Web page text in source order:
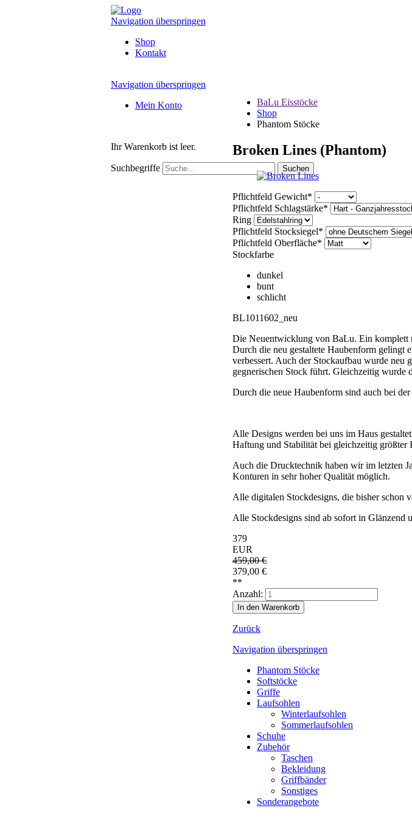
Navigation überspringen
Shop
Kontakt
Navigation überspringen
Mein Konto
Ihr Warenkorb ist leer.
Suchbegriffe
BaLu Eisstöcke
Shop
Phantom Stöcke
Broken Lines (Phantom)
Pflichtfeld Gewicht*
Pflichtfeld Schlagstärke*
Ring
Pflichtfeld Stocksiegel*
Pflichtfeld Oberfläche*
Stockfarbe
dunkel
bunt
schlicht
BL1011602_neu
Die Neuentwicklung von BaLu. Ein komplett
Durch die neu gestaltete Haubenform gelingt
verbessert. Auch der Stockaufbau wurde neu
gegnerischen Stock führt. Gleichzeitig wurde
Durch die neue Haubenform sind auch bei
Alle Designs werden bei uns im Haus
Haftung und Stabilität bei gleichzeitig größter
Auch die Drucktechnik haben wir im letzten
Konturen in sehr hoher Qualität möglich.
Alle digitalen Stockdesigns, die bisher schon
Alle Stockdesigns sind ab sofort in Glänzend
379
EUR
459,00€
379,00 €
**
Anzahl:
Zurück
Navigation überspringen
Phantom Stöcke
Softstöcke
Griffe
Laufsohlen
Winterlaufsohlen
Sommerlaufsohlen
Schuhe
Zubehör
Taschen
Bekleidung
Griffbänder
Sonstiges
Sonderangebote